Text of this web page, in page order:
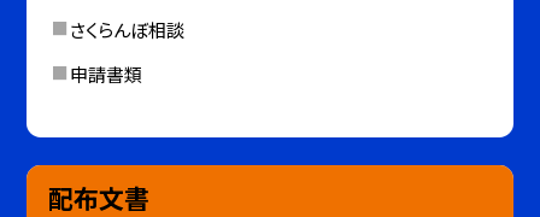
さくらんぼ相談
申請書類
配布文書